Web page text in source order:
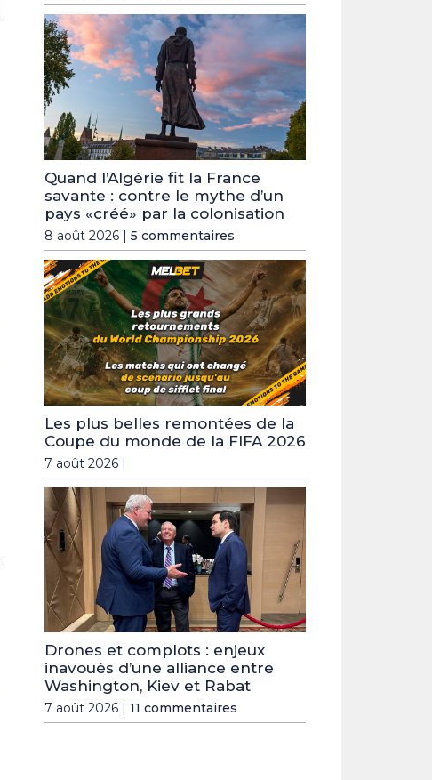
Quand l’Algérie fit la France
savante : contre le mythe d’un
pays «créé» par la colonisation
8 août 2026 | 5 commentaires
Les plus belles remontées de la
Coupe du monde de la FIFA 2026
7 août 2026 |
Drones et complots : enjeux
inavoués d’une alliance entre
Washington, Kiev et Rabat
7 août 2026 | 11 commentaires